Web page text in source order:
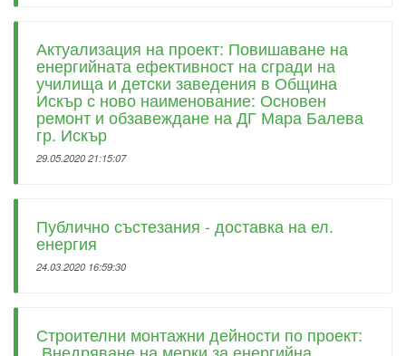
Актуализация на проект: Повишаване на
енергийната ефективност на сгради на
училища и детски заведения в Община
Искър с ново наименование: Основен
ремонт и обзавеждане на ДГ Мара Балева
гр. Искър
29.05.2020 21:15:07
Публично състезания - доставка на ел.
енергия
24.03.2020 16:59:30
Строителни монтажни дейности по проект: